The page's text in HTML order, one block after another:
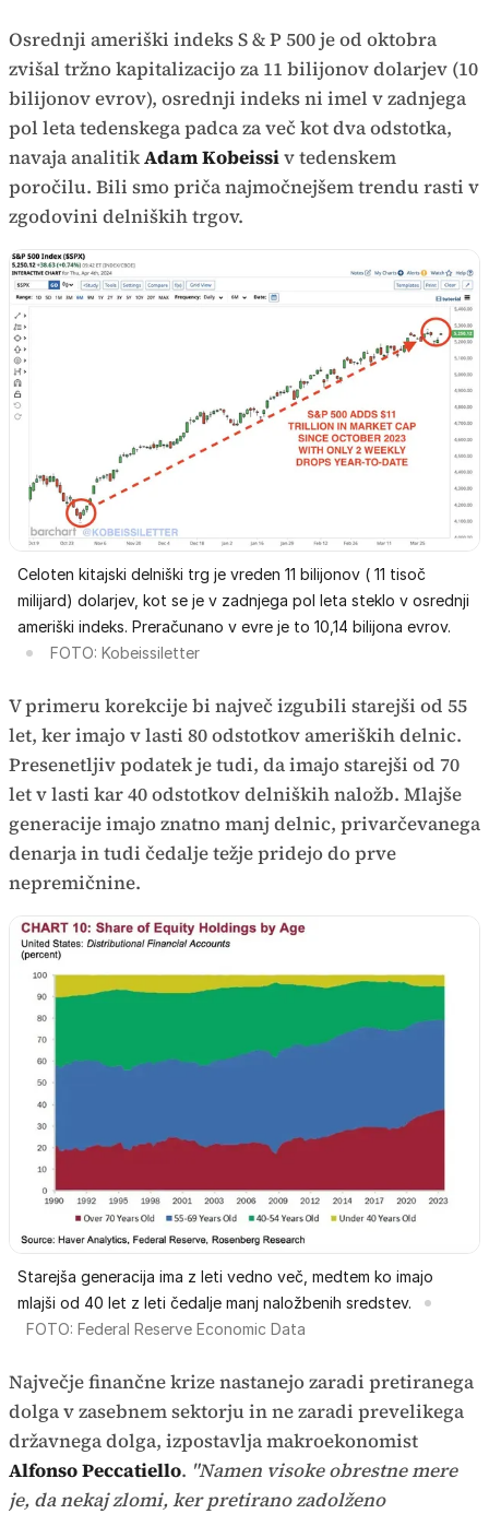
Osrednji ameriški indeks S & P 500 je od oktobra
zvišal tržno kapitalizacijo za 11 bilijonov dolarjev (10
bilijonov evrov), osrednji indeks ni imel v zadnjega
pol leta tedenskega padca za več kot dva odstotka,
navaja analitikAdam Kobeissiv tedenskem
poročilu. Bili smo priča najmočnejšem trendu rasti v
zgodovini delniških trgov.
Celoten kitajski delniški trg je vreden 11 bilijonov ( 11 tisoč
milijard) dolarjev, kot se je v zadnjega pol leta steklo v osrednji
ameriški indeks. Preračunano v evre je to 10,14 bilijona evrov.
FOTO: Kobeissiletter
V primeru korekcije bi največ izgubili starejši od 55
let, ker imajo v lasti 80 odstotkov ameriških delnic.
Presenetljiv podatek je tudi, da imajo starejši od 70
let v lasti kar 40 odstotkov delniških naložb. Mlajše
generacije imajo znatno manj delnic, privarčevanega
denarja in tudi čedalje težje pridejo do prve
nepremičnine.
Starejša generacija ima z leti vedno več, medtem ko imajo
mlajši od 40 let z leti čedalje manj naložbenih sredstev.
FOTO: Federal Reserve Economic Data
Največje finančne krize nastanejo zaradi pretiranega
dolga v zasebnem sektorju in ne zaradi prevelikega
državnega dolga, izpostavlja makroekonomist
Alfonso Peccatiello. "Namen visoke obrestne mere
je, da nekaj zlomi, ker pretirano zadolženo